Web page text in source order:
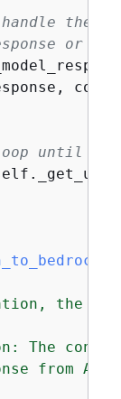
the
or the
until
the
The
from